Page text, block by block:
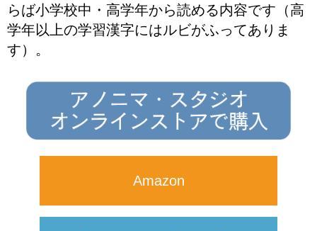
らば小学校中・高学年から読める内容です（高
学年以上の学習漢字にはルビがふってありま
す）。
Amazon